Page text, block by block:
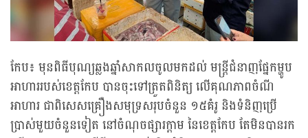
កែប៖ មុនពិធីបុណ្យឆ្លងឆ្នាំសាកលចូលមកដល់ មន្ត្រីជំនាញផ្នែកម្ហូប
អាហាររបស់ខេត្តកែប បានចុះទៅត្រួតពិនិត្យ លើគុណភាពចំណី
អាហារ ជាពិសេសគ្រឿងសមុទ្រសរុបចំនួន ១៥គំរូ និងទំនិញប្រើ
ប្រាស់មួយចំនួនទៀត នៅចំណុចផ្សារក្តាម នៃខេត្តកែប តែមិនបានរក